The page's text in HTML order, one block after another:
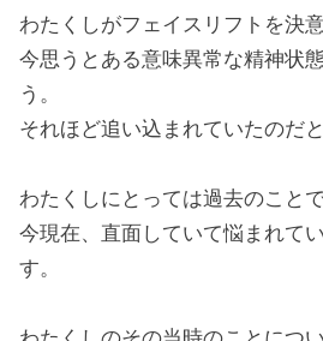
わたくしがフェイスリフトを決
今思うとある意味異常な精神状
う。
それほど追い込まれていたのだ
わたくしにとっては過去のことで
今現在、直面していて悩まれて
す。